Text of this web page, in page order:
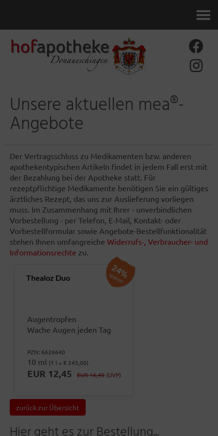
Unsere aktuellen mea®-
Angebote
Der Vertragsschluss zu Medikamenten bzw. anderen
apothekentypischen Artikeln findet in jedem Fall erst mit
der Bezahlung bei der Apotheke statt. Für
rezeptpflichtige Medikamente benötigen Sie ein gültiges
ärztliches Rezept, das uns zur Auslieferung vorliegen
muss. Im Zusammenhang mit Ihrer - unverbindlichen
Vorbestellung - per Telefon, E-Mail, Kontakt- oder
Vorbestellformular sowie Angebote-Bestellfunktionalität
stehen Ihnen umfangreiche Widerrufs-, Verbraucher- und
Informationsrechte zu.
Thealoz Duo 24%
sparen
Augentropfen
Wache Augen jeden Tag
PZN: 6626640
10 ml (1 l = € 245,00)
EUR 12,45 EUR 16,45(UVP)
zurück zur Übersicht